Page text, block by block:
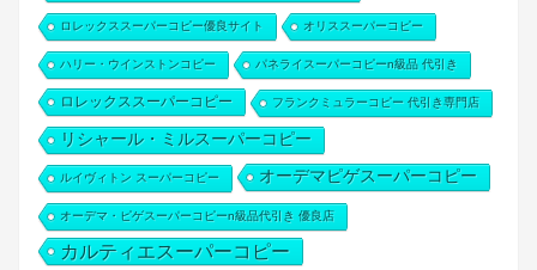
ロレックススーパーコピー優良サイト オリススーパーコピー
ハリー・ウインストンコピー パネライスーパーコピーn級品 代引き
ロレックススーパーコピー フランクミュラーコピー 代引き専門店
リシャール・ミルスーパーコピー
ルイヴィトン スーパーコピー オーデマピゲスーパーコピー
オーデマ・ピゲスーパーコピーn級品代引き 優良店
カルティエスーパーコピー